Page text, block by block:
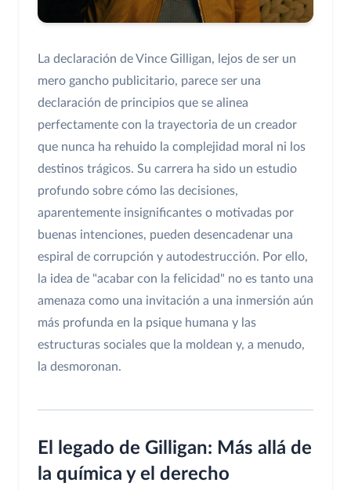
La declaración de Vince Gilligan, lejos de ser un
mero gancho publicitario, parece ser una
declaración de principios que se alinea
perfectamente con la trayectoria de un creador
que nunca ha rehuido la complejidad moral ni los
destinos trágicos. Su carrera ha sido un estudio
profundo sobre cómo las decisiones,
aparentemente insignificantes o motivadas por
buenas intenciones, pueden desencadenar una
espiral de corrupción y autodestrucción. Por ello,
la idea de "acabar con la felicidad" no es tanto una
amenaza como una invitación a una inmersión aún
más profunda en la psique humana y las
estructuras sociales que la moldean y, a menudo,
la desmoronan.
El legado de Gilligan: Más allá de
la química y el derecho